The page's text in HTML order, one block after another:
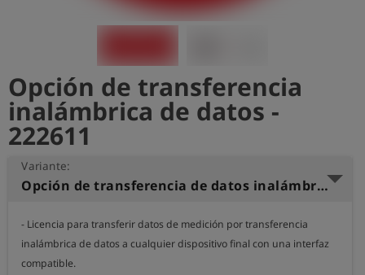
Opción de transferencia
inalámbrica de datos -
222611
Variante:
Opción de transferencia de datos inalámbrica para smart memo
- Licencia para transferir datos de medición por transferencia
inalámbrica de datos a cualquier dispositivo final con una interfaz
compatible.